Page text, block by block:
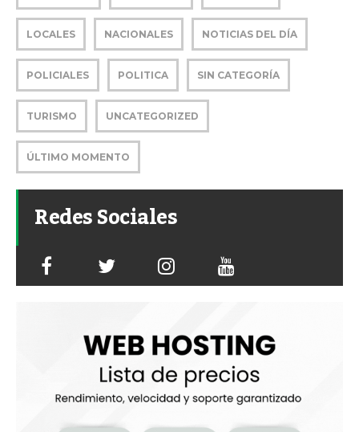
LOCALES NACIONALES NOTICIAS DEL DÍA
POLICIALES POLITICA SIN CATEGORÍA
TURISMO UNCATEGORIZED
ÚLTIMO MOMENTO
Redes Sociales